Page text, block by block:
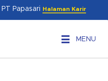
Papasari Halaman Karir
MENU
Menu